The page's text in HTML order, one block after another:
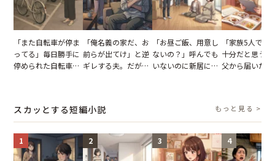
「また自転車が停ま
ってる」毎日勝手に
停められた自転車。
「俺名義の家だ、お
前らが出てけ」と逆
ギレする夫。だが、
「お昼ご飯、用意し
ないの？」呼んでも
いないのに新居にあ
「家族5人で3
十分だと思う
父から届いたご
スカッとする短編小説 もっと見る >
1 2 3 4